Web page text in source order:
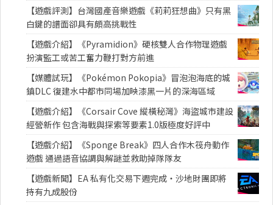
【遊戲評測】台灣國產音樂遊戲《莉莉狂想曲》只有黑
白鍵的譜面卻具有頗高挑戰性
【遊戲介紹】《Pyramidion》硬核雙人合作物理遊戲
扮演監工或苦工奮力鞭打對方前進
【媒體試玩】《Pokémon Pokopia》冒泡泡海底的城
鎮DLC 復建水中都市同場加映漆黑一片的深海區域
【遊戲介紹】《Corsair Cove 縱橫秘灣》海盜城市建設
經營新作 包含海戰與探索等要素1.0版極度好評中
【遊戲介紹】《Sponge Break》四人合作木筏舟動作
遊戲 通過語音協調與解謎並救助掉隊隊友
【遊戲新聞】EA 私有化交易下週完成・沙地財團即將
持有九成股份